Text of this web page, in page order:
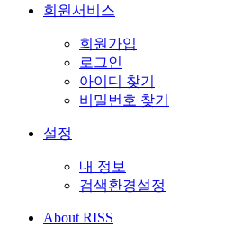
회원서비스
회원가입
로그인
아이디 찾기
비밀번호 찾기
설정
내 정보
검색환경설정
About RISS